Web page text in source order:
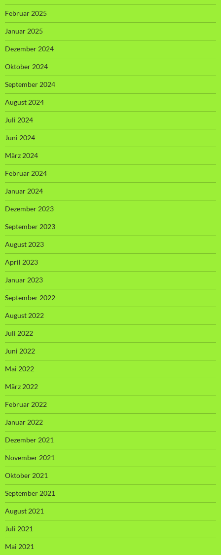
Februar 2025
Januar 2025
Dezember 2024
Oktober 2024
September 2024
August 2024
Juli 2024
Juni 2024
März 2024
Februar 2024
Januar 2024
Dezember 2023
September 2023
August 2023
April 2023
Januar 2023
September 2022
August 2022
Juli 2022
Juni 2022
Mai 2022
März 2022
Februar 2022
Januar 2022
Dezember 2021
November 2021
Oktober 2021
September 2021
August 2021
Juli 2021
Mai 2021